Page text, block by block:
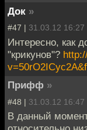
Док »
#47 | 31.03.12 16:27
Интересно, как
"крикунов"?
Прифф »
#48 | 31.03.12 16:47
В данный